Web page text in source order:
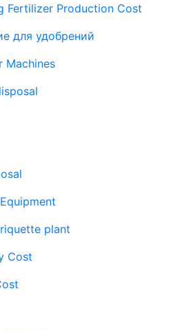
Fertilizer Production Cost
для удобрений
Machines
plant
Cost